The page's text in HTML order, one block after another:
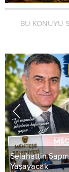
BU KONUYU
Selahattin
Yaşayacak